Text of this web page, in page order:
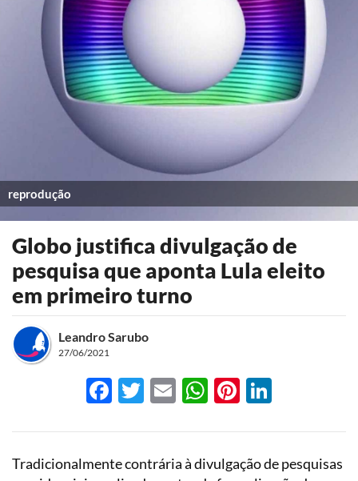
reprodução
Globo justifica divulgação de
pesquisa que aponta Lula eleito
em primeiro turno
Leandro Sarubo
27/06/2021
Facebook
Twitter
EmailWhatsApp
Pinterest
Tradicionalmente contrária à divulgação de pesquisas